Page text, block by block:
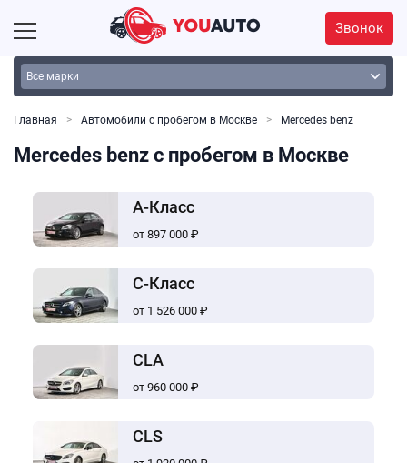
Звонок
Главная Автомобили с пробегом в Москве Mercedes benz
Mercedes benz с пробегом в Москве
A-Класс
от 897 000 ₽
C-Класс
от 1 526 000 ₽
CLA
от 960 000 ₽
CLS